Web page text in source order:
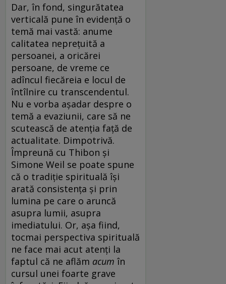
Dar, în fond, singurătatea
verticală pune în evidenţă o
temă mai vastă: anume
calitatea nepreţuită a
persoanei, a oricărei
persoane, de vreme ce
adîncul fiecăreia e locul de
întîlnire cu transcendentul.
Nu e vorba aşadar despre o
temă a evaziunii, care să ne
scutească de atenţia faţă de
actualitate. Dimpotrivă.
Împreună cu Thibon şi
Simone Weil se poate spune
că o tradiţie spirituală îşi
arată consistenţa şi prin
lumina pe care o aruncă
asupra lumii, asupra
imediatului. Or, aşa fiind,
tocmai perspectiva spirituală
ne face mai acut atenţi la
faptul că ne aflăm acum în
cursul unei foarte grave